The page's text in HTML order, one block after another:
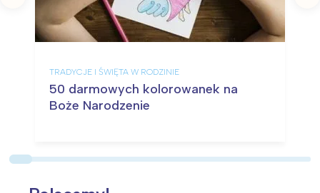
TRADYCJE I ŚWIĘTA W RODZINIE
50 darmowych kolorowanek na
Boże Narodzenie